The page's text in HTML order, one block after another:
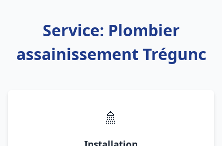
Service: Plombier
assainissement Trégunc
🚿